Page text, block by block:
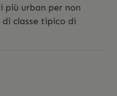
più urban per non
classe tipico di